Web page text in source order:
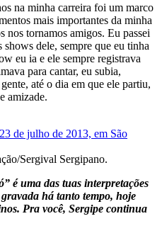
na minha carreira foi um marco
mais importantes da minha
nos tornamos amigos. Eu passei
shows dele, sempre que eu tinha
eu ia e ele sempre registrava
para cantar, eu subia,
até o dia em que ele partiu,
amizade.
23 de julho de 2013, em São
Sergival Sergipano.
é uma das tuas interpretações
há tanto tempo, hoje
Pra você, Sergipe continua